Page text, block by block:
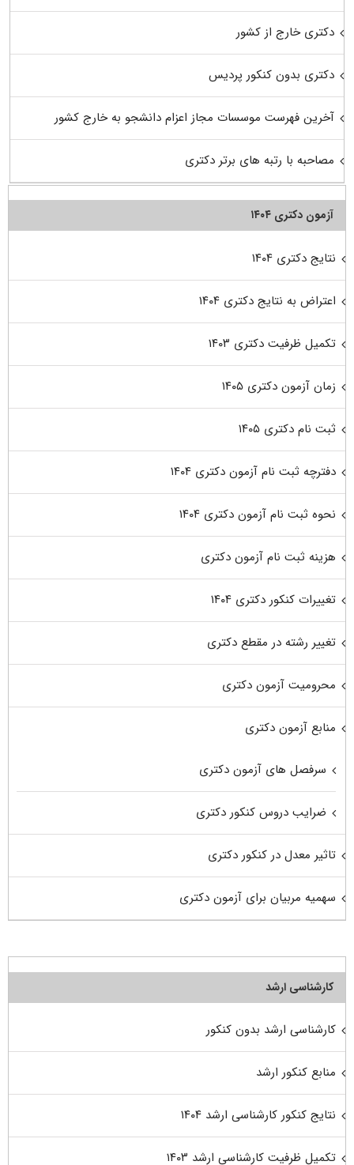
دکتری خارج از کشور
دکتری بدون کنکور پردیس
آخرین فهرست موسسات مجاز اعزام دانشجو به خارج کشور
مصاحبه با رتبه های برتر دکتری
آزمون دکتری ۱۴۰۴
نتایج دکتری ۱۴۰۴
اعتراض به نتایج دکتری ۱۴۰۴
تکمیل ظرفیت دکتری ۱۴۰۳
زمان آزمون دکتری ۱۴۰۵
ثبت نام دکتری ۱۴۰۵
دفترچه ثبت نام آزمون دکتری ۱۴۰۴
نحوه ثبت نام آزمون دکتری ۱۴۰۴
هزینه ثبت نام آزمون دکتری
تغییرات کنکور دکتری ۱۴۰۴
تغییر رشته در مقطع دکتری
محرومیت آزمون دکتری
منابع آزمون دکتری
سرفصل های آزمون دکتری
ضرایب دروس کنکور دکتری
تاثیر معدل در کنکور دکتری
سهمیه مربیان برای آزمون دکتری
کارشناسی ارشد
کارشناسی ارشد بدون کنکور
منابع کنکور ارشد
نتایج کنکور کارشناسی ارشد ۱۴۰۴
تکمیل ظرفیت کارشناسی ارشد ۱۴۰۳